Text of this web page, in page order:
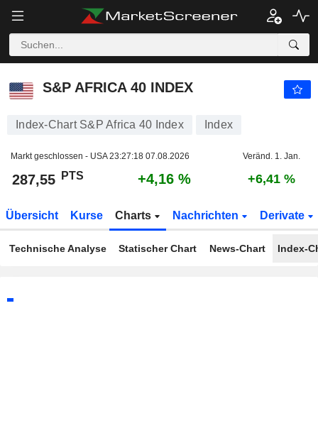
S&P AFRICA 40 INDEX
S&P AFRICA 40 INDEX
Index-Chart S&P Africa 40 Index Index
Markt geschlossen - USA23:27:18 07.08.2026 Veränd. 1. Jan.
287,55 PTS +4,16 % +6,41 %
Übersicht Kurse Charts Nachrichten Derivate
Technische Analyse Statischer Chart News-Chart Index-